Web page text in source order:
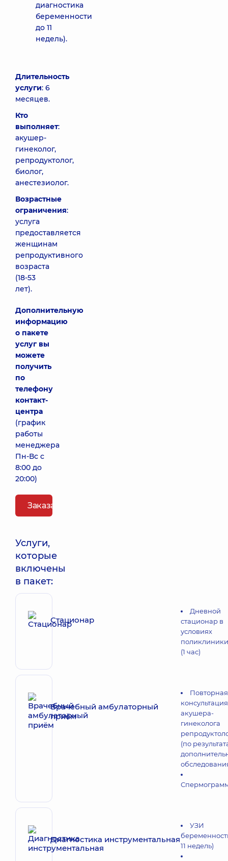
диагностика
беременности
до 11
недель).
Длительность
услуги: 6
месяцев.
Кто
выполняет:
акушер-
гинеколог,
репродуктолог,
биолог,
анестезиолог.
Возрастные
ограничения:
услуга
предоставляется
женщинам
репродуктивного
возраста
(18-53
лет).
Дополнительную
информацию
о пакете
услуг вы
можете
получить
по
телефону
контакт-
центра
(график
работы
менеджера
Пн-Вс с
8:00 до
20:00)
Заказать пакет
Услуги,
которые
включены
в пакет:
Стационар
Дневной
стационар в
условиях
поликлиники
(1 час)
Врачебный амбулаторный
приём
Повторная
консультация
акушера-
гинеколога
(по
Диагностика инструментальная
УЗИ
11 недель)